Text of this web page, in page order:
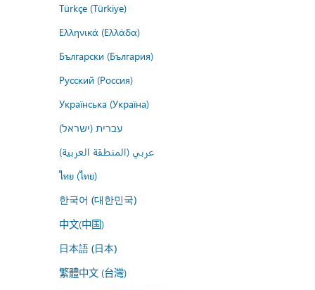
Türkçe (Türkiye)
Ελληνικά (Ελλάδα)
Български (България)
Русский (Россия)
Українська (Україна)
עברית (ישראל)
عربي (المنطقة العربية)
ไทย (ไทย)
한국어 (대한민국)
中文(中国)
日本語 (日本)
繁體中文 (台灣)